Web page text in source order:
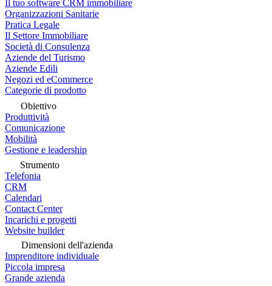
Il tuo software CRM immobiliare
Organizzazioni Sanitarie
Pratica Legale
Il Settore Immobiliare
Società di Consulenza
Aziende del Turismo
Aziende Edili
Negozi ed eCommerce
Categorie di prodotto
Obiettivo
Produttività
Comunicazione
Mobilità
Gestione e leadership
Strumento
Telefonia
CRM
Calendari
Contact Center
Incarichi e progetti
Website builder
Dimensioni dell'azienda
Imprenditore individuale
Piccola impresa
Grande azienda